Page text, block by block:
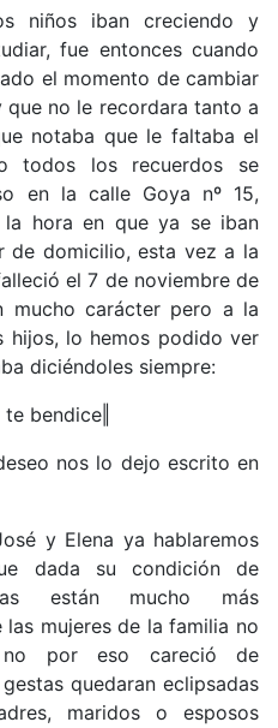
niños iban creciendo y
fue entonces cuando
el momento de cambiar
que no le recordara tanto a
notaba que le faltaba el
todos los recuerdos se
en la calle Goya nº 15,
la hora en que ya se iban
de domicilio, esta vez a la
el 7 de noviembre de
mucho carácter pero a la
hijos, lo hemos podido ver
diciéndoles siempre:
bendice‖
nos lo dejo escrito en
y Elena ya hablaremos
dada su condición de
están mucho más
mujeres de la familia no
por eso careció de
quedaran eclipsadas
maridos o esposos